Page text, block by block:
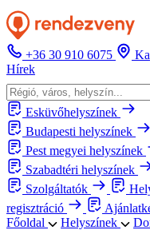
+36 30 910 6075
Hírek
Esküvőhelyszínek
Budapesti helyszínek
Pest megyei helyszínek
Szabadtéri helyszínek
Szolgáltatók
regisztráció
Főoldal
Helyszínek